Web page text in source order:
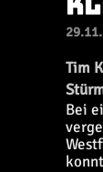
Tim
Bei